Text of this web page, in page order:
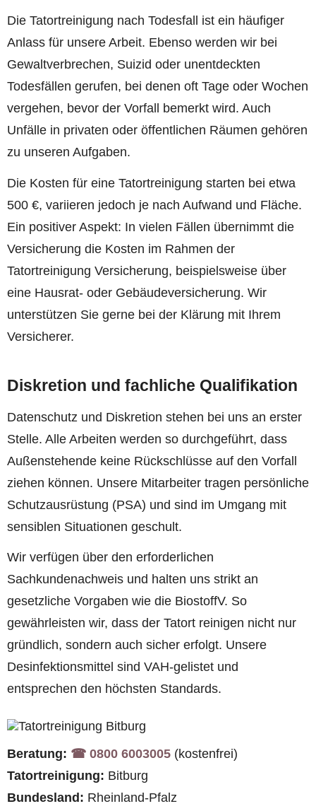
Die Tatortreinigung nach Todesfall ist ein häufiger
Anlass für unsere Arbeit. Ebenso werden wir bei
Gewaltverbrechen, Suizid oder unentdeckten
Todesfällen gerufen, bei denen oft Tage oder Wochen
vergehen, bevor der Vorfall bemerkt wird. Auch
Unfälle in privaten oder öffentlichen Räumen gehören
zu unseren Aufgaben.
Die Kosten für eine Tatortreinigung starten bei etwa
500 €, variieren jedoch je nach Aufwand und Fläche.
Ein positiver Aspekt: In vielen Fällen übernimmt die
Versicherung die Kosten im Rahmen der
Tatortreinigung Versicherung, beispielsweise über
eine Hausrat- oder Gebäudeversicherung. Wir
unterstützen Sie gerne bei der Klärung mit Ihrem
Versicherer.
Diskretion und fachliche Qualifikation
Datenschutz und Diskretion stehen bei uns an erster
Stelle. Alle Arbeiten werden so durchgeführt, dass
Außenstehende keine Rückschlüsse auf den Vorfall
ziehen können. Unsere Mitarbeiter tragen persönliche
Schutzausrüstung (PSA) und sind im Umgang mit
sensiblen Situationen geschult.
Wir verfügen über den erforderlichen
Sachkundenachweis und halten uns strikt an
gesetzliche Vorgaben wie die BiostoffV. So
gewährleisten wir, dass der Tatort reinigen nicht nur
gründlich, sondern auch sicher erfolgt. Unsere
Desinfektionsmittel sind VAH-gelistet und
entsprechen den höchsten Standards.
Beratung: ☎︎ 0800 6003005 (kostenfrei)
Tatortreinigung: Bitburg
Bundesland: Rheinland-Pfalz